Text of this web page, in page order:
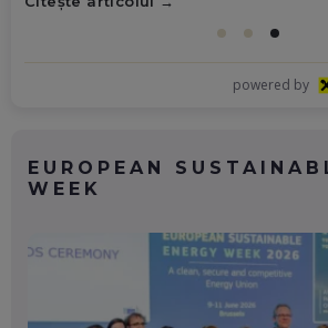
powered by
EUROPEAN
WEEK